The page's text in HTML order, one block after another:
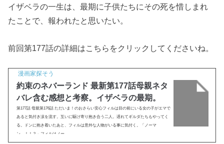
イザベラの一生は、最期に子供たちにその死を惜しまれ
たことで、報われたと思いたい。
前回第177話の詳細はこちらをクリックしてくださいね。
漫画家探そう
約束のネバーランド 最新第177話母親ネタ
バレ含む感想と考察。イザベラの最期。
第177話 母親第176話 ただいま！のおさらい安心フィルは目の前にいる女の子がエマで
あると気付き涙を流す。互いに駆け寄り抱き合う二人。遅れてギルダたちもやってく
る。ドンに抱き着いたあと、フィルは意外な人物がいる事に気付く。「ノーマ
ン…！！？」フィルはノー...